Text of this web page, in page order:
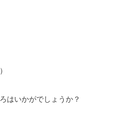
はいかがでしょうか？